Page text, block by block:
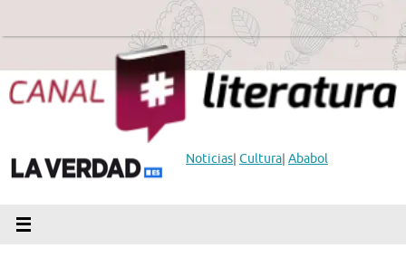
Noticias| Cultura| Ababol